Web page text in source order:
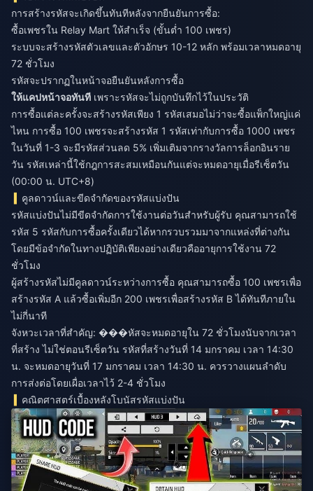
การสร้างรหัสจะเกิดขึ้นทันทีหลังจากยืนยันการซื้อ:
ซื้อเพชรใน Relay Mart ให้สำเร็จ (ขั้นต่ำ 100 เพชร)
ระบบจะสร้างรหัสตัวเลขและตัวอักษร 10-12 หลัก พร้อมเวลาหมดอายุ
72 ชั่วโมง
รหัสจะปรากฏในหน้าจอยืนยันหลังการซื้อ
ให้แคปหน้าจอทันที เพราะรหัสจะไม่ถูกบันทึกไว้ในประวัติ
การซื้อแต่ละครั้งจะสร้างรหัสเพียง 1 รหัสเสมอไม่ว่าจะซื้อแพ็กใหญ่แค่
ไหน การซื้อ 100 เพชรจะสร้างรหัส 1 รหัสเท่ากับการซื้อ 1000 เพชร
ในวันที่ 1-3 จะมีรหัสส่วนลด 5% เพิ่มเติมจากรางวัลการล็อกอินราย
วัน รหัสเหล่านี้ใช้กฎการสะสมเหมือนกันแต่จะหมดอายุเมื่อรีเซ็ตวัน
(00:00 น. UTC+8)
คูลดาวน์และขีดจำกัดของรหัสแบ่งปัน
รหัสแบ่งปันไม่มีขีดจำกัดการใช้งานต่อวันสำหรับผู้รับ คุณสามารถใช้
รหัส 5 รหัสกับการซื้อครั้งเดียวได้หากรวบรวมมาจากแหล่งที่ต่างกัน
โดยมีข้อจำกัดในทางปฏิบัติเพียงอย่างเดียวคืออายุการใช้งาน 72
ชั่วโมง
ผู้สร้างรหัสไม่มีคูลดาวน์ระหว่างการซื้อ คุณสามารถซื้อ 100 เพชรเพื่อ
สร้างรหัส A แล้วซื้อเพิ่มอีก 200 เพชรเพื่อสร้างรหัส B ได้ทันทีภายใน
ไม่กี่นาที
จังหวะเวลาที่สำคัญ: ���หัสจะหมดอายุใน 72 ชั่วโมงนับจากเวลา
ที่สร้าง ไม่ใช่ตอนรีเซ็ตวัน รหัสที่สร้างวันที่ 14 มกราคม เวลา 14:30
น. จะหมดอายุวันที่ 17 มกราคม เวลา 14:30 น. ควรวางแผนลำดับ
การส่งต่อโดยเผื่อเวลาไว้ 2-4 ชั่วโมง
คณิตศาสตร์เบื้องหลังโบนัสรหัสแบ่งปัน